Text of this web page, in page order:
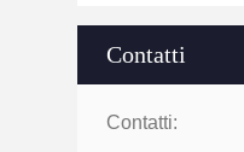
Contatti
Contatti: